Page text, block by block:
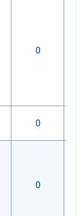
0
0
0